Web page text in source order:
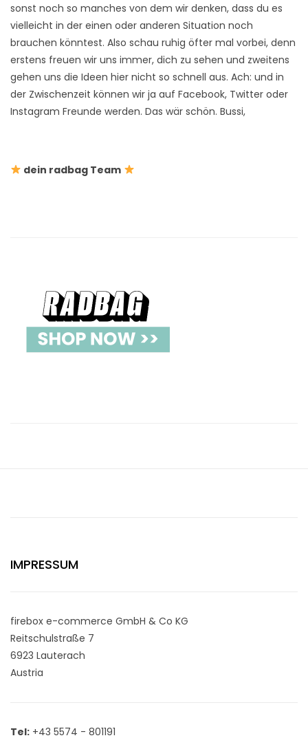
sonst noch so manches von dem wir denken, dass du es
vielleicht in der einen oder anderen Situation noch
brauchen könntest. Also schau ruhig öfter mal vorbei, denn
erstens freuen wir uns immer, dich zu sehen und zweitens
gehen uns die Ideen hier nicht so schnell aus. Ach: und in
der Zwischenzeit können wir ja auf Facebook, Twitter oder
Instagram Freunde werden. Das wär schön. Bussi,
dein radbag Team
IMPRESSUM
firebox e-commerce GmbH & Co KG
Reitschulstraße 7
6923 Lauterach
Austria
Tel: +43 5574 - 801191